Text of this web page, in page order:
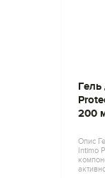
Гель
200
Опис
Intimo